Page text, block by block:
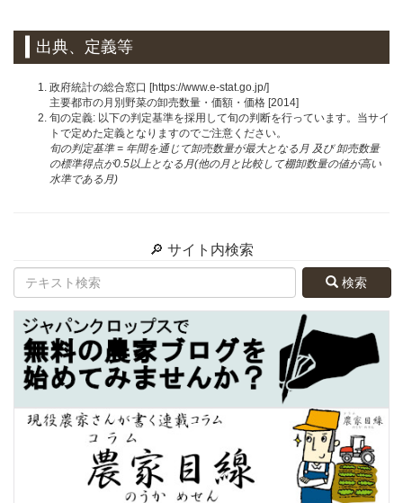
出典、定義等
政府統計の総合窓口 [https://www.e-stat.go.jp/]
主要都市の月別野菜の卸売数量・価額・価格 [2014]
旬の定義: 以下の判定基準を採用して旬の判断を行っています。当サイ
トで定めた定義となりますのでご注意ください。
旬の判定基準 = 年間を通じて卸売数量が最大となる月 及び 卸売数量
の標準得点が0.5以上となる月(他の月と比較して棚卸数量の値が高い
水準である月)
🔎 サイト内検索
検索